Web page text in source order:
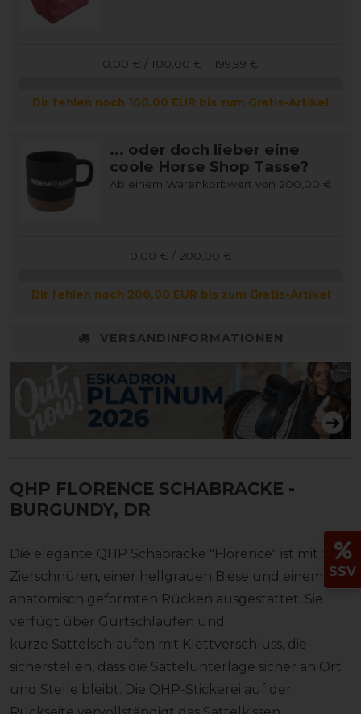
0,00 € / 100,00 € – 199,99 €
Dir fehlen noch 100,00 EUR bis zum Gratis-Artikel
... oder doch lieber eine
coole Horse Shop Tasse?
Ab einem Warenkorbwert von 200,00 €
0,00 € / 200,00 €
Dir fehlen noch 200,00 EUR bis zum Gratis-Artikel
VERSANDINFORMATIONEN
QHP FLORENCE SCHABRACKE -
BURGUNDY, DR
Die elegante QHP Schabracke "Florence" ist mit zwei
Zierschnüren, einer hellgrauen Biese und einem
anatomisch geformten Rücken ausgestattet. Sie
verfügt über Gurtschlaufen und
kurze Sattelschlaufen mit Klettverschluss, die
sicherstellen, dass die Sattelunterlage sicher an Ort
und Stelle bleibt. Die QHP-Stickerei auf der
SSV